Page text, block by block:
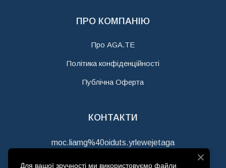
ПРО КОМПАНІЮ
Про AGA.TE
Політика конфіденційності
Публічна Оферта
КОНТАКТИ
moc.liamg%40oiduts.yrlewejetaga
Для вашої зручності ми використовуємо файли